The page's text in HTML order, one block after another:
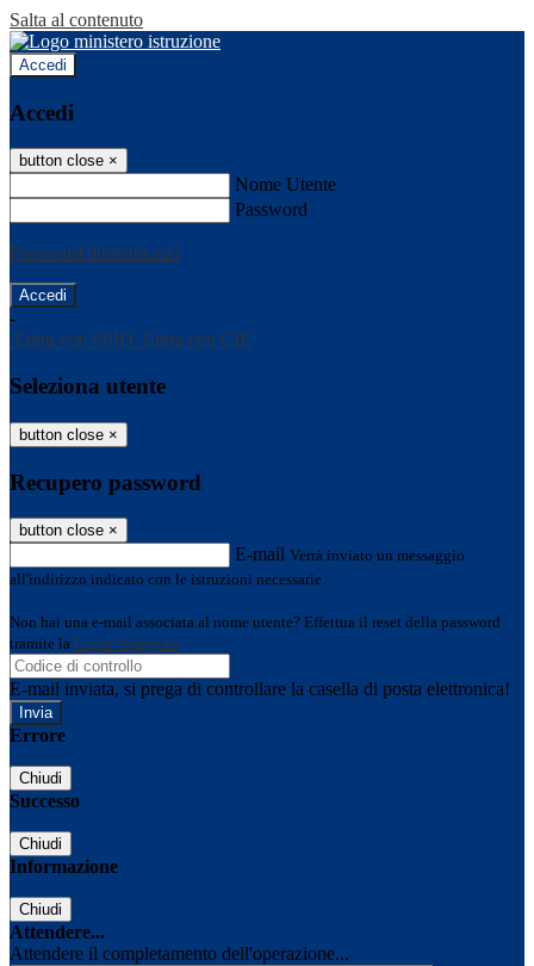
Salta al contenuto
Accedi
Accedi
button close ×
Nome Utente
Password
Password dimenticata?
-
Entra con SPID Entra con CIE
Seleziona utente
button close ×
Recupero password
button close ×
E-mail Verrà inviato un messaggio
all'indirizzo indicato con le istruzioni necessarie.
Non hai una e-mail associata al nome utente? Effettua il reset della password
tramite la Login Spaggiari
E-mail inviata, si prega di controllare la casella di posta elettronica!
Errore
Chiudi
Successo
Chiudi
Informazione
Chiudi
Attendere...
Attendere il completamento dell'operazione...